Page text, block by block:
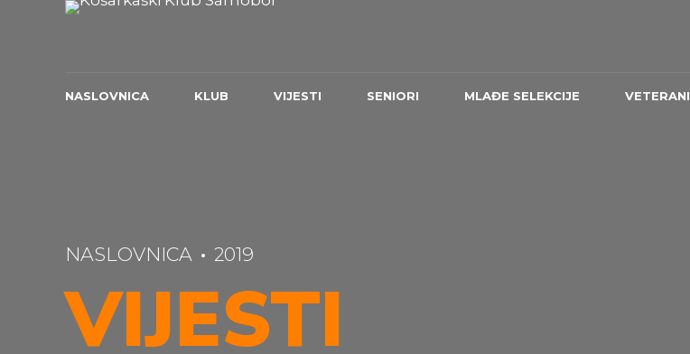
NASLOVNICA KLUB VIJESTI SENIORI MLAĐE SELEKCIJE VETERANI
NASLOVNICA 2019
VIJESTI